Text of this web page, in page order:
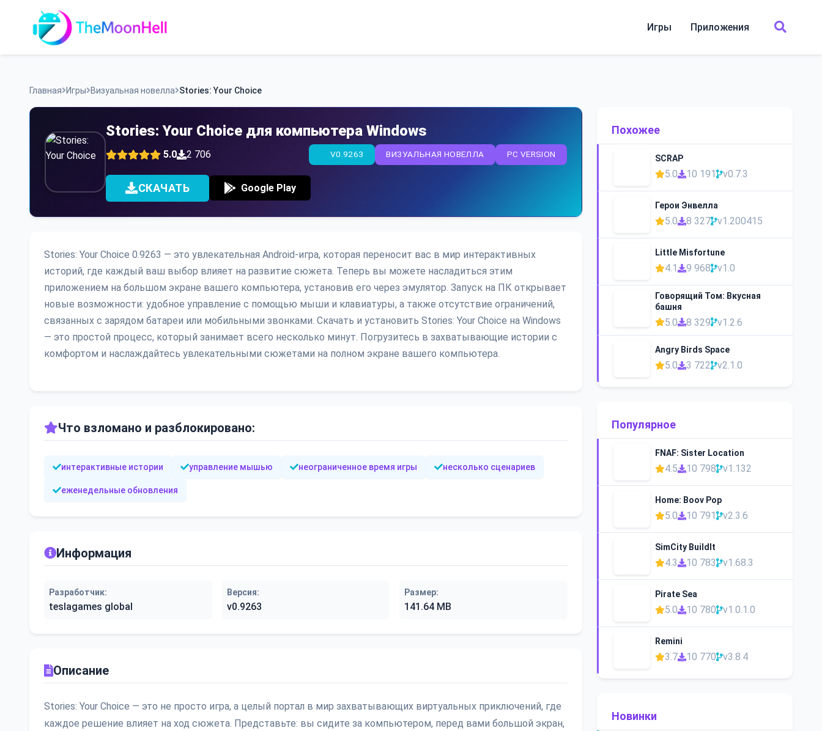
content
Игры Приложения
Главная Игры Визуальная новелла Stories: Your Choice
Stories: Your Choice для компьютера Windows
5.0 2 706 PC VERSION
ВИЗУАЛЬНАЯ НОВЕЛЛА
V0.9263
СКАЧАТЬ Google Play
Stories: Your Choice 0.9263 — это увлекательная Android-игра, которая переносит вас в мир интерактивных
историй, где каждый ваш выбор влияет на развитие сюжета. Теперь вы можете насладиться этим
приложением на большом экране вашего компьютера, установив его через эмулятор. Запуск на ПК открывает
новые возможности: удобное управление с помощью мыши и клавиатуры, а также отсутствие ограничений,
связанных с зарядом батареи или мобильными звонками. Скачать и установить Stories: Your Choice на Windows
— это простой процесс, который занимает всего несколько минут. Погрузитесь в захватывающие истории с
комфортом и наслаждайтесь увлекательными сюжетами на полном экране вашего компьютера.
Что взломано и разблокировано:
интерактивные истории управление мышью неограниченное время игры несколько сценариев
еженедельные обновления
Информация
Разработчик:
teslagames global
Версия:
v0.9263
Размер:
141.64 MB
Описание
Stories: Your Choice — это не просто игра, а целый портал в мир захватывающих виртуальных приключений, где
каждое решение влияет на ход сюжета. Представьте: вы сидите за компьютером, перед вами большой экран,
Похожее
SCRAP
5.0 10 191 v0.7.3
Герои Энвелла
5.0 8 327 v1.200415
Little Misfortune
4.1 9 968 v1.0
Говорящий Том: Вкусная
башня
5.0 8 329 v1.2.6
Angry Birds Space
5.0 3 722 v2.1.0
Популярное
FNAF: Sister Location
4.5 10 798 v1.132
Home: Boov Pop
5.0 10 791 v2.3.6
SimCity BuildIt
4.3 10 783 v1.68.3
Pirate Sea
5.0 10 780 v1.0.1.0
Remini
3.7 10 770 v3.8.4
Новинки